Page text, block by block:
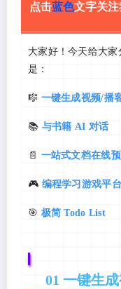
点击蓝色文字关注
大家好！今天给大
是：
🎼 一键生成视频/播
📚 与书籍 AI 对话
📄 一站式文档在线
🎮 编程学习游戏平
🎯 极简 Todo List
01 一键生